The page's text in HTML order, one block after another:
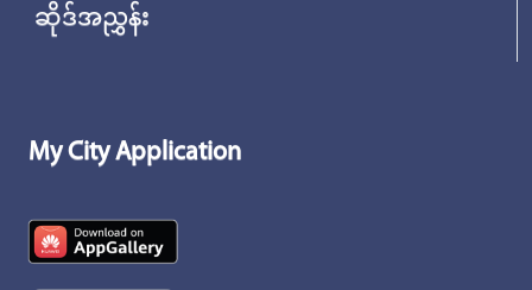
ဆိုဒ်အညွှန်း
My City Application